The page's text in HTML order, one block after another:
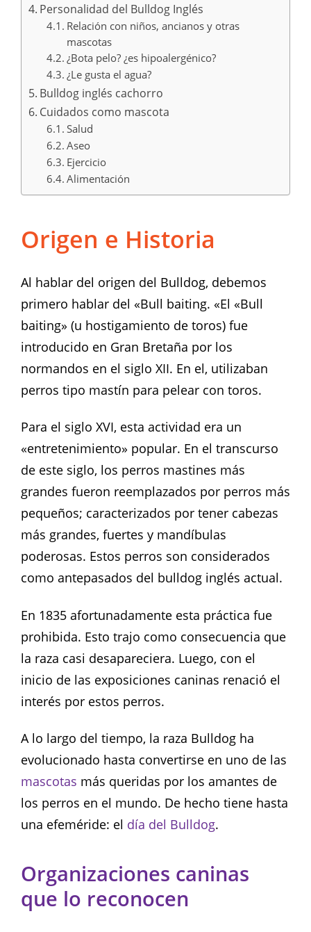
Personalidad del Bulldog Inglés
Relación con niños, ancianos y otras
mascotas
¿Bota pelo? ¿es hipoalergénico?
¿Le gusta el agua?
Bulldog inglés cachorro
Cuidados como mascota
Salud
Aseo
Ejercicio
Alimentación
Origen e Historia
Al hablar del origen del Bulldog, debemos
primero hablar del «Bull baiting. «El «Bull
baiting» (u hostigamiento de toros) fue
introducido en Gran Bretaña por los
normandos en el siglo XII. En el, utilizaban
perros tipo mastín para pelear con toros.
Para el siglo XVI, esta actividad era un
«entretenimiento» popular. En el transcurso
de este siglo, los perros mastines más
grandes fueron reemplazados por perros más
pequeños; caracterizados por tener cabezas
más grandes, fuertes y mandíbulas
poderosas. Estos perros son considerados
como antepasados del bulldog inglés actual.
En 1835 afortunadamente esta práctica fue
prohibida. Esto trajo como consecuencia que
la raza casi desapareciera. Luego, con el
inicio de las exposiciones caninas renació el
interés por estos perros.
A lo largo del tiempo, la raza Bulldog ha
evolucionado hasta convertirse en uno de las
mascotas más queridas por los amantes de
los perros en el mundo. De hecho tiene hasta
una efeméride: el día del Bulldog.
Organizaciones caninas
que lo reconocen